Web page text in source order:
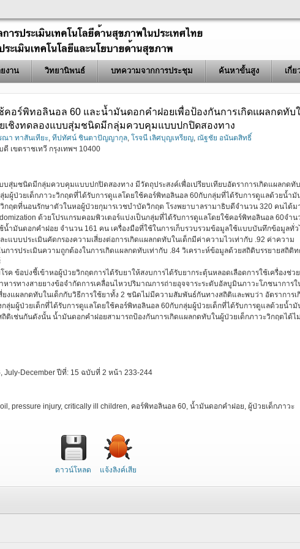
งาน วิทยานิพนธ์ บทความจากการประชุม ค้นหาขั้นสูง เกี่ย
คอร์พิทอลินอล 60 และน้ำมันดอกคำฝอยเพื่อป้องกันการเกิดแผลกดทับ
ยเชิงทดลองแบบสุ่มชนิดมีกลุ่มควบคุมแบบปกปิดสองทาง
ณา ทาสันเทียะ, ทีปทัศน์ ชินตาปัญญากุล, โรจนี เลิศบุญเหรียญ, ณัฐชัย อนันตสิทธิ์
เขตราชเทวี กรุงเทพฯ 10400
บสุ่มชนิดมีกลุ่มควบคุมแบบปกปิดสองทาง มีวัตถุประสงค์เพื่อเปรียบเทียบอัตราการเกิดแผลกดทั
มผู้ป่วยเด็กภาวะวิกฤตที่ได้รับการดูแลโดยใช้คอร์พิทอลินอล 60กับกลุ่มที่ได้รับการดูแลด้วยน้ำมั
กฤตที่นอนรักษาตัวในหอผู้ป่วยกุมารเวชบำบัดวิกฤต โรงพยาบาลรามาธิบดีจำนวน 320 คนได้ม
ด้วยโปรแกรมคอมพิวเตอร์แบ่งเป็นกลุ่มที่ได้รับการดูแลโดยใช้คอร์พิทอลินอล 60จำน
น้ำมันดอกคำฝอย จำนวน 161 คน เครื่องมือที่ใช้ในการเก็บรวบรวมข้อมูลใช้แบบบันทึกข้อมูลทั่ว
แบบประเมินคัดกรองความเสี่ยงต่อการเกิดแผลกดทับในเด็กมีค่าความไวเท่ากับ .92 ค่าความ
การประเมินความถูกต้องในการเกิดแผลกดทับเท่ากับ .84 วิเคราะห์ข้อมูลด้วยสถิติบรรยายสถิติ
รค ข้อบ่งชี้เข้าหอผู้ป่วยวิกฤตการได้รับยาให้สงบการได้รับยากระตุ้นหลอดเลือดการใช้เครื่องช่วย
หารทางสายยางข้อจำกัดการเคลื่อนไหวปริมาณการถ่ายอุจจาระระดับอัลบูมินภาวะโภชนาการใ
งแผลกดทับในเด็กกับวิธีการใช้ยาทั้ง 2 ชนิดไม่มีความสัมพันธ์กันทางสถิติและพบว่า อัตราการเ
ลุ่มผู้ป่วยเด็กที่ได้รับการดูแลโดยใช้คอร์พิทอลินอล 60กับกลุ่มผู้ป่วยเด็กที่ได้รับการดูแลด้วยน้ำมั
เช่นกันดังนั้น น้ำมันดอกคำฝอยสามารถป้องกันการเกิดแผลกดทับในผู้ป่วยเด็กภาวะวิกฤตได้ไ
July-December ปีที่: 15 ฉบับที่ 2 หน้า 233-244
pressure injury, critically ill children, คอร์พิทอลินอล 60, น้ำมันดอกคำฝอย, ผู้ป่วยเด็กภาวะ
ดาวน์โหลด แจ้งลิงค์เสีย